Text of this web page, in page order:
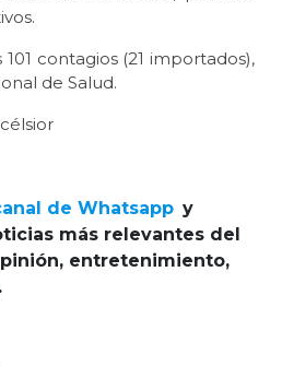
contagios (21 importados),
de Salud.
de Whatsapp y
más relevantes del
entretenimiento,